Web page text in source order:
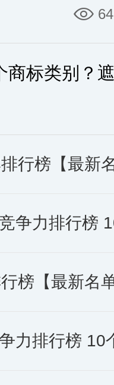
商标类别？
行榜【最新
力排行榜 10个
榜【最新名
排行榜 10个